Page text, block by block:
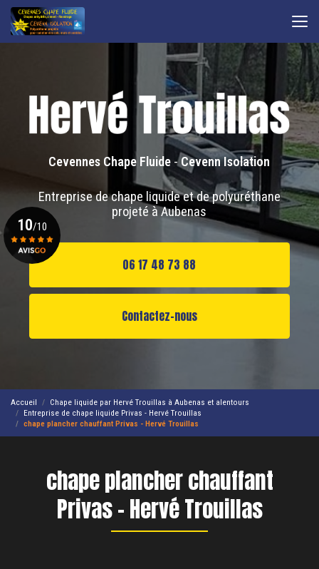
Aller
contenu
Cevennes Chape Fluide -Cevenn Isolation
Entreprise de chape liquide et de polyuréthane
projeté à Aubenas
06 17 48 73 88
Contactez-nous
10/10
Accueil
Chape liquide par Hervé Trouillas à Aubenas et alentours
Entreprise de chape liquide Privas - Hervé Trouillas
chape plancher chauffant Privas - Hervé Trouillas
chape plancher chauffant
Privas - Hervé Trouillas